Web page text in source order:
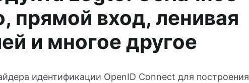
прямой вход, ленивая
и многое другое
идентификации OpenID Connect для построения